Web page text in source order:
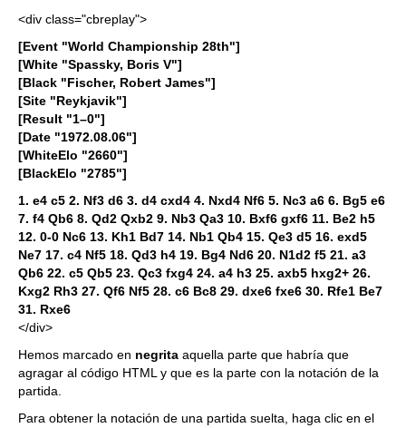
<div class="cbreplay">
[Event "World Championship 28th"]
[White "Spassky, Boris V"]
[Black "Fischer, Robert James"]
[Site "Reykjavik"]
[Result "1–0"]
[Date "1972.08.06"]
[WhiteElo "2660"]
[BlackElo "2785"]
1. e4 c5 2. Nf3 d6 3. d4 cxd4 4. Nxd4 Nf6 5. Nc3 a6 6. Bg5 e6
7. f4 Qb6 8. Qd2 Qxb2 9. Nb3 Qa3 10. Bxf6 gxf6 11. Be2 h5
12. 0-0 Nc6 13. Kh1 Bd7 14. Nb1 Qb4 15. Qe3 d5 16. exd5
Ne7 17. c4 Nf5 18. Qd3 h4 19. Bg4 Nd6 20. N1d2 f5 21. a3
Qb6 22. c5 Qb5 23. Qc3 fxg4 24. a4 h3 25. axb5 hxg2+ 26.
Kxg2 Rh3 27. Qf6 Nf5 28. c6 Bc8 29. dxe6 fxe6 30. Rfe1 Be7
31. Rxe6
</div>
Hemos marcado en negrita aquella parte que habría que
agragar al código HTML y que es la parte con la notación de la
partida.
Para obtener la notación de una partida suelta, haga clic en el